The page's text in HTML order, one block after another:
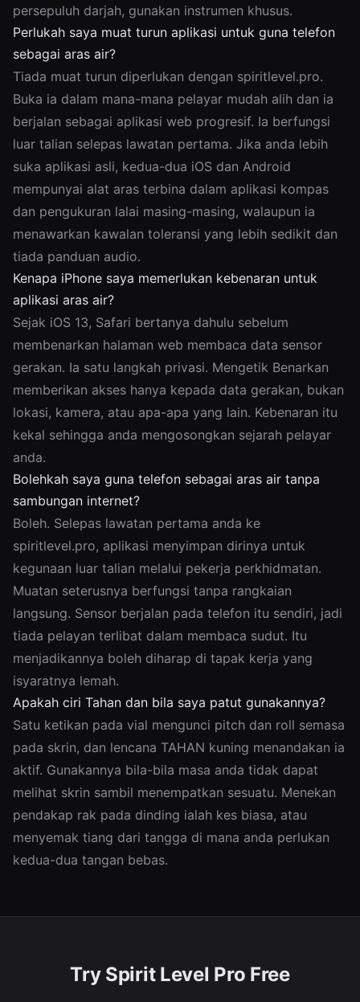
persepuluh darjah, gunakan instrumen khusus.
Perlukah saya muat turun aplikasi untuk guna telefon
sebagai aras air?
Tiada muat turun diperlukan dengan spiritlevel.pro.
Buka ia dalam mana-mana pelayar mudah alih dan ia
berjalan sebagai aplikasi web progresif. Ia berfungsi
luar talian selepas lawatan pertama. Jika anda lebih
suka aplikasi asli, kedua-dua iOS dan Android
mempunyai alat aras terbina dalam aplikasi kompas
dan pengukuran lalai masing-masing, walaupun ia
menawarkan kawalan toleransi yang lebih sedikit dan
tiada panduan audio.
Kenapa iPhone saya memerlukan kebenaran untuk
aplikasi aras air?
Sejak iOS 13, Safari bertanya dahulu sebelum
membenarkan halaman web membaca data sensor
gerakan. Ia satu langkah privasi. Mengetik Benarkan
memberikan akses hanya kepada data gerakan, bukan
lokasi, kamera, atau apa-apa yang lain. Kebenaran itu
kekal sehingga anda mengosongkan sejarah pelayar
anda.
Bolehkah saya guna telefon sebagai aras air tanpa
sambungan internet?
Boleh. Selepas lawatan pertama anda ke
spiritlevel.pro, aplikasi menyimpan dirinya untuk
kegunaan luar talian melalui pekerja perkhidmatan.
Muatan seterusnya berfungsi tanpa rangkaian
langsung. Sensor berjalan pada telefon itu sendiri, jadi
tiada pelayan terlibat dalam membaca sudut. Itu
menjadikannya boleh diharap di tapak kerja yang
isyaratnya lemah.
Apakah ciri Tahan dan bila saya patut gunakannya?
Satu ketikan pada vial mengunci pitch dan roll semasa
pada skrin, dan lencana TAHAN kuning menandakan ia
aktif. Gunakannya bila-bila masa anda tidak dapat
melihat skrin sambil menempatkan sesuatu. Menekan
pendakap rak pada dinding ialah kes biasa, atau
menyemak tiang dari tangga di mana anda perlukan
kedua-dua tangan bebas.
Try Spirit Level Pro Free